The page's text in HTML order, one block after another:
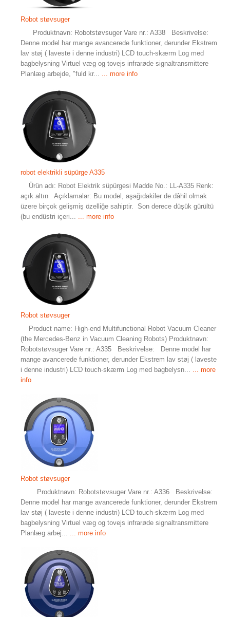
Robot støvsuger
Produktnavn: Robotstøvsuger Vare nr.: A338 Beskrivelse:
Denne model har mange avancerede funktioner, derunder Ekstrem
lav støj ( laveste i denne industri) LCD touch-skærm Log med
bagbelysning Virtuel væg og tovejs infrarøde signaltransmittere
Planlæg arbejde, "fuld kr...
... more info
robot elektrikli süpürge A335
Ürün adı: Robot Elektrik süpürgesi Madde No.: LL-A335 Renk:
açık altın Açıklamalar: Bu model, aşağıdakiler de dâhil olmak
üzere birçok gelişmiş özelliğe sahiptir. Son derece düşük gürültü
(bu endüstri içeri...
... more info
Robot støvsuger
Product name: High-end Multifunctional Robot Vacuum Cleaner
(the Mercedes-Benz in Vacuum Cleaning Robots) Produktnavn:
Robotstøvsuger Vare nr.: A335 Beskrivelse: Denne model har
mange avancerede funktioner, derunder Ekstrem lav støj ( laveste
i denne industri) LCD touch-skærm Log med bagbelysn...
... more
info
Robot støvsuger
Produktnavn: Robotstøvsuger Vare nr.: A336 Beskrivelse:
Denne model har mange avancerede funktioner, derunder Ekstrem
lav støj ( laveste i denne industri) LCD touch-skærm Log med
bagbelysning Virtuel væg og tovejs infrarøde signaltransmittere
Planlæg arbej...
... more info